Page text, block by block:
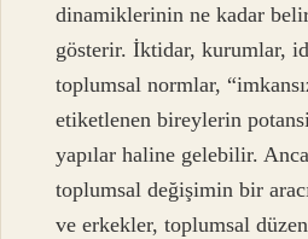
dinamiklerinin ne kadar
gösterir. İktidar, kurumlar,
toplumsal normlar,
etiketlenen bireylerin
yapılar haline gelebilir.
toplumsal değişimin bir
ve erkekler, toplumsal